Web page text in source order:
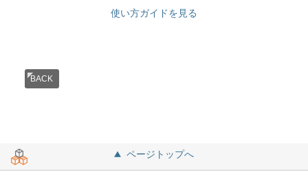
使い方ガイドを見る
BACK
ページトップへ